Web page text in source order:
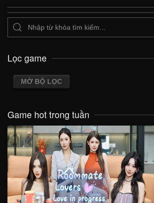
Lọc game
MỞ BỘ LỌC
Game hot trong tuần
VIEW